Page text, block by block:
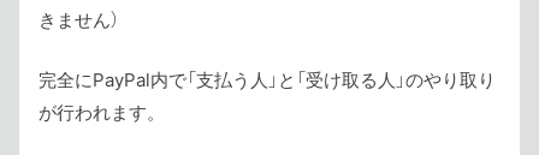
きません）
完全にPayPal内で「支払う人」と「受け取る人」のやり取り
が行われます。